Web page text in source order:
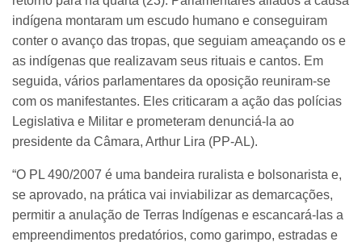
indígena montaram um escudo humano e conseguiram
conter o avanço das tropas, que seguiam ameaçando os e
as indígenas que realizavam seus rituais e cantos. Em
seguida, vários parlamentares da oposição reuniram-se
com os manifestantes. Eles criticaram a ação das polícias
Legislativa e Militar e prometeram denunciá-la ao
presidente da Câmara, Arthur Lira (PP-AL).
“O PL 490/2007 é uma bandeira ruralista e bolsonarista e,
se aprovado, na prática vai inviabilizar as demarcações,
permitir a anulação de Terras Indígenas e escancará-las a
empreendimentos predatórios, como garimpo, estradas e